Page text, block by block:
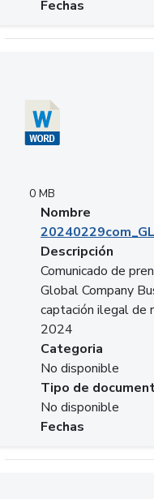
Fechas
0 MB
Nombre
Descripción
Comunicado de
Global Company
captación ilegal de
2024
Categoria
No disponible
Tipo de
No disponible
Fechas